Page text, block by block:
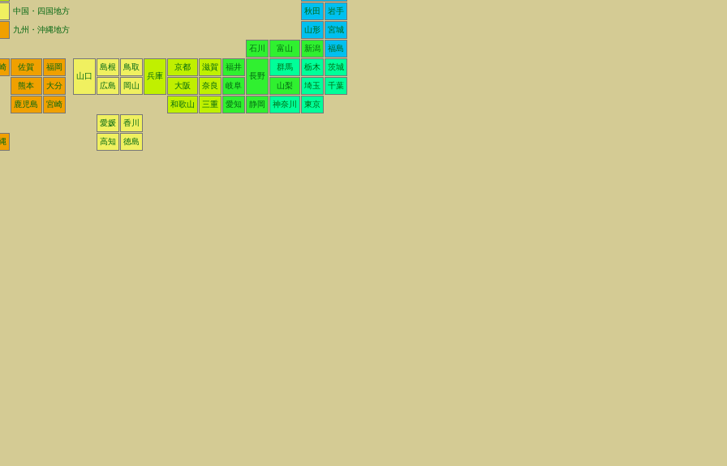
中国・四国地方 秋田 岩手
九州・沖縄地方 山形 宮城
石川 富山 新潟 福島
佐賀
福岡
山口
島根
鳥取
兵庫
京都 滋賀
福井
長野
群馬 栃木 茨城
熊本 大分 広島 岡山 大阪 奈良 岐阜 山梨 埼玉 千葉
鹿児島 宮崎 和歌山 三重 愛知 静岡 神奈川 東京
愛媛 香川
高知 徳島